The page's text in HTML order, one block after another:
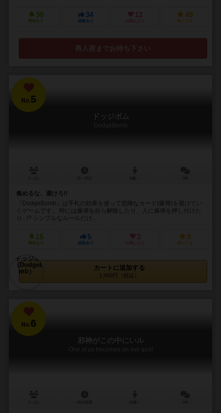
30
興味あり
34
経験あり
12
お気に入り
49
持ってる
再入荷までお待ち下さい
No.5
ドッジボム
DodgeBomb
集めるな、避けろ!!
『DodgeBomb』は手札の効果を使って危険なカード(爆弾)を避けてい
くゲームです。 時には爆弾を自ら解除したり、人に爆弾を押し付けた
り...!? シンプルなルールだけ...
15
興味あり
5
経験あり
3
お気に入り
8
持ってる
カートに追加する
1,650円（税込）
No.6
邪神がこの中にいル
One of us becomes an evil god!